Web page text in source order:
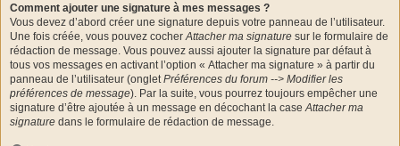
Comment ajouter une signature à mes messages ?
Vous devez d’abord créer une signature depuis votre panneau de l’utilisateur.
Une fois créée, vous pouvez cocherAttacher ma signature sur le formulaire de
rédaction de message. Vous pouvez aussi ajouter la signature par défaut à
tous vos messages en activant l’option « Attacher ma signature » à partir du
panneau de l’utilisateur (ongletPréférences du forum --> Modifier les
préférences de message). Par la suite, vous pourrez toujours empêcher une
signature d’être ajoutée à un message en décochant la caseAttacher ma
signature dans le formulaire de rédaction de message.